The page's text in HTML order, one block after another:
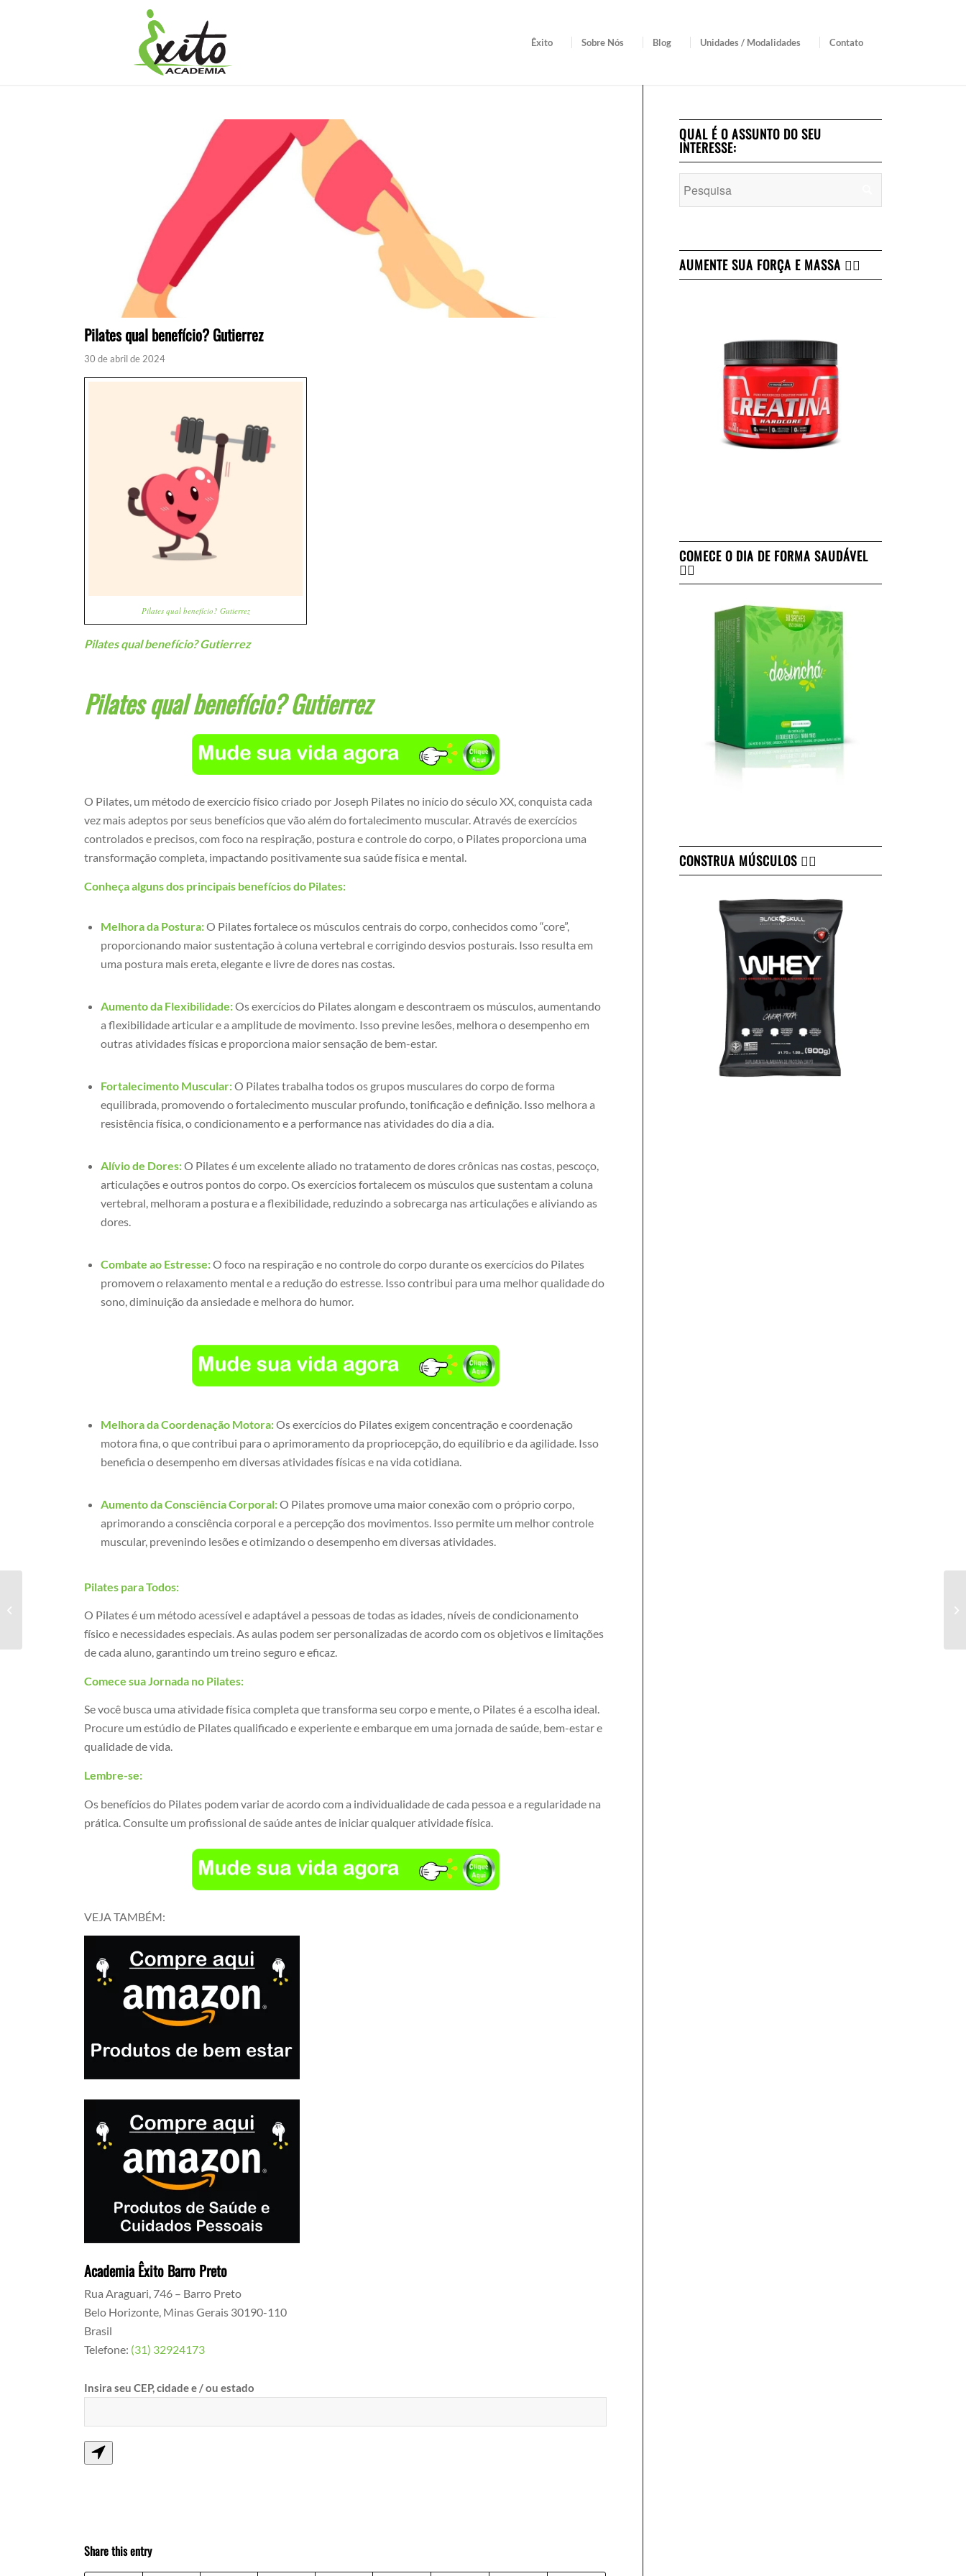
Êxito Sobre Nós Blog Unidades / Modalidades Contato
Pilates qual benefício? Gutierrez
30 de abril de 2024
Pilates qual benefício? Gutierrez
Pilates qual benefício? Gutierrez
Pilates qual benefício? Gutierrez
O Pilates, um método de exercício físico criado por Joseph Pilates no início do século XX, conquista cada
vez mais adeptos por seus benefícios que vão além do fortalecimento muscular. Através de exercícios
controlados e precisos, com foco na respiração, postura e controle do corpo, o Pilates proporciona uma
transformação completa, impactando positivamente sua saúde física e mental.
Conheça alguns dos principais benefícios do Pilates:
Melhora da Postura:O Pilates fortalece os músculos centrais do corpo, conhecidos como “core”,
proporcionando maior sustentação à coluna vertebral e corrigindo desvios posturais. Isso resulta em
uma postura mais ereta, elegante e livre de dores nas costas.
Aumento da Flexibilidade:Os exercícios do Pilates alongam e descontraem os músculos, aumentando
a flexibilidade articular e a amplitude de movimento. Isso previne lesões, melhora o desempenho em
outras atividades físicas e proporciona maior sensação de bem-estar.
Fortalecimento Muscular:O Pilates trabalha todos os grupos musculares do corpo de forma
equilibrada, promovendo o fortalecimento muscular profundo, tonificação e definição. Isso melhora a
resistência física, o condicionamento e a performance nas atividades do dia a dia.
Alívio de Dores:O Pilates é um excelente aliado no tratamento de dores crônicas nas costas, pescoço,
articulações e outros pontos do corpo. Os exercícios fortalecem os músculos que sustentam a coluna
vertebral, melhoram a postura e a flexibilidade, reduzindo a sobrecarga nas articulações e aliviando as
dores.
Combate ao Estresse:O foco na respiração e no controle do corpo durante os exercícios do Pilates
promovem o relaxamento mental e a redução do estresse. Isso contribui para uma melhor qualidade do
sono, diminuição da ansiedade e melhora do humor.
Melhora da Coordenação Motora:Os exercícios do Pilates exigem concentração e coordenação
motora fina, o que contribui para o aprimoramento da propriocepção, do equilíbrio e da agilidade. Isso
beneficia o desempenho em diversas atividades físicas e na vida cotidiana.
Aumento da Consciência Corporal:O Pilates promove uma maior conexão com o próprio corpo,
aprimorando a consciência corporal e a percepção dos movimentos. Isso permite um melhor controle
muscular, prevenindo lesões e otimizando o desempenho em diversas atividades.
Pilates para Todos:
O Pilates é um método acessível e adaptável a pessoas de todas as idades, níveis de condicionamento
físico e necessidades especiais. As aulas podem ser personalizadas de acordo com os objetivos e limitações
de cada aluno, garantindo um treino seguro e eficaz.
Comece sua Jornada no Pilates:
Se você busca uma atividade física completa que transforma seu corpo e mente, o Pilates é a escolha ideal.
Procure um estúdio de Pilates qualificado e experiente e embarque em uma jornada de saúde, bem-estar e
qualidade de vida.
Lembre-se:
Os benefícios do Pilates podem variar de acordo com a individualidade de cada pessoa e a regularidade na
prática. Consulte um profissional de saúde antes de iniciar qualquer atividade física.
VEJA TAMBÉM:
Academia Êxito Barro Preto
Rua Araguari, 746 – Barro Preto
Belo Horizonte, Minas Gerais 30190-110
Brasil
Telefone: (31) 32924173
Insira seu CEP, cidade e / ou estado
Share this entry
QUAL É O ASSUNTO DO SEU
INTERESSE:
AUMENTE SUA FORÇA E MASSA 👇🏻
COMECE O DIA DE FORMA SAUDÁVEL
👇🏻
CONSTRUA MÚSCULOS 👇🏻
Santo Agostinho